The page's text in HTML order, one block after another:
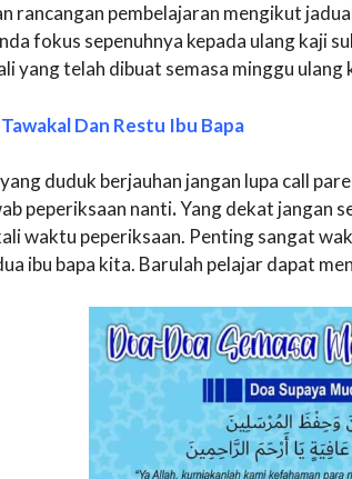
rancangan pembelajaran mengikut
fokus sepenuhnya kepada ulang kaji
yang telah dibuat semasa minggu
Dan Restu Ibu Bapa
duduk berjauhan jangan lupa call
peperiksaan nanti.Yang dekat jangan
waktu peperiksaan. Penting sangat
ibu bapa kita. Barulah pelajar dapat